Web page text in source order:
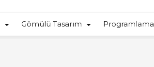
Gömülü Tasarım Programlama